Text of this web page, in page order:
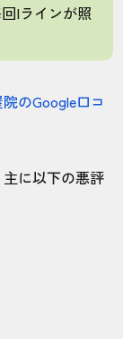
Iラインが照
のGoogle口コ
に以下の悪評